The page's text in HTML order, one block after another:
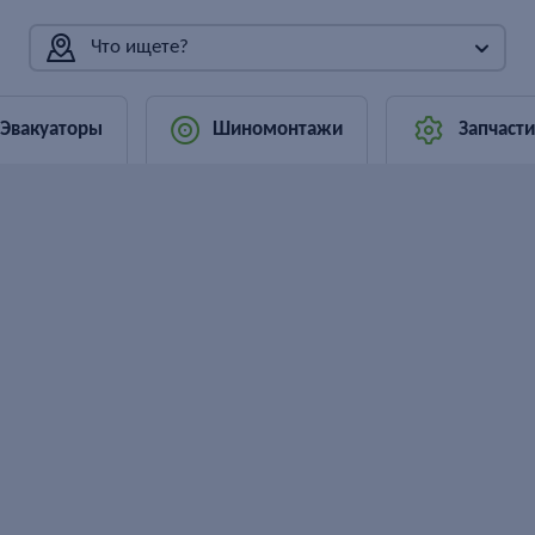
Что ищете?
Эвакуаторы Шиномонтажи Запчасти